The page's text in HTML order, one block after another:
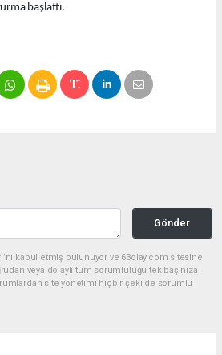
başlattı.
Gönder
kabul etmiş bulunuyor ve 63olay.com sitesine
veya dolaylı tüm sorumluluğu tek başınıza
site yönetimi hiçbir şekilde sorumlu